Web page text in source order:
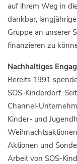
auf ihrem Weg in
dankbar,
Gruppe an unserer
finanzieren zu
Nachhaltiges
Bereits 1991
SOS-Kinderdorf.
Channel-
Kinder- und
Aktionen und
Arbeit von SOS-